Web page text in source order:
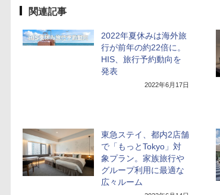
関連記事
2022年夏休みは海外旅
行が前年の約22倍に。
HIS、旅行予約動向を
発表
2022年6月17日
東急ステイ、都内2店舗
で「もっとTokyo」対
象プラン。家族旅行や
グループ利用に最適な
広々ルーム